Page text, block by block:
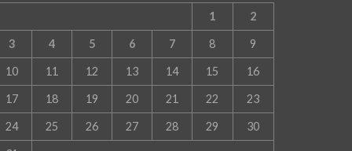
pływać. Zajęcia ruszą we wrześniu
WYDARZENIA
05 sierpnia 2026
BRZESKO. RPWiK apeluje o racjonalne
gospodarowanie wodą
WYDARZENIA
05 sierpnia 2026
1 2
3 4 5 6 7 8 9
10 11 12 13 14 15 16
17 18 19 20 21 22 23
24 25 26 27 28 29 30